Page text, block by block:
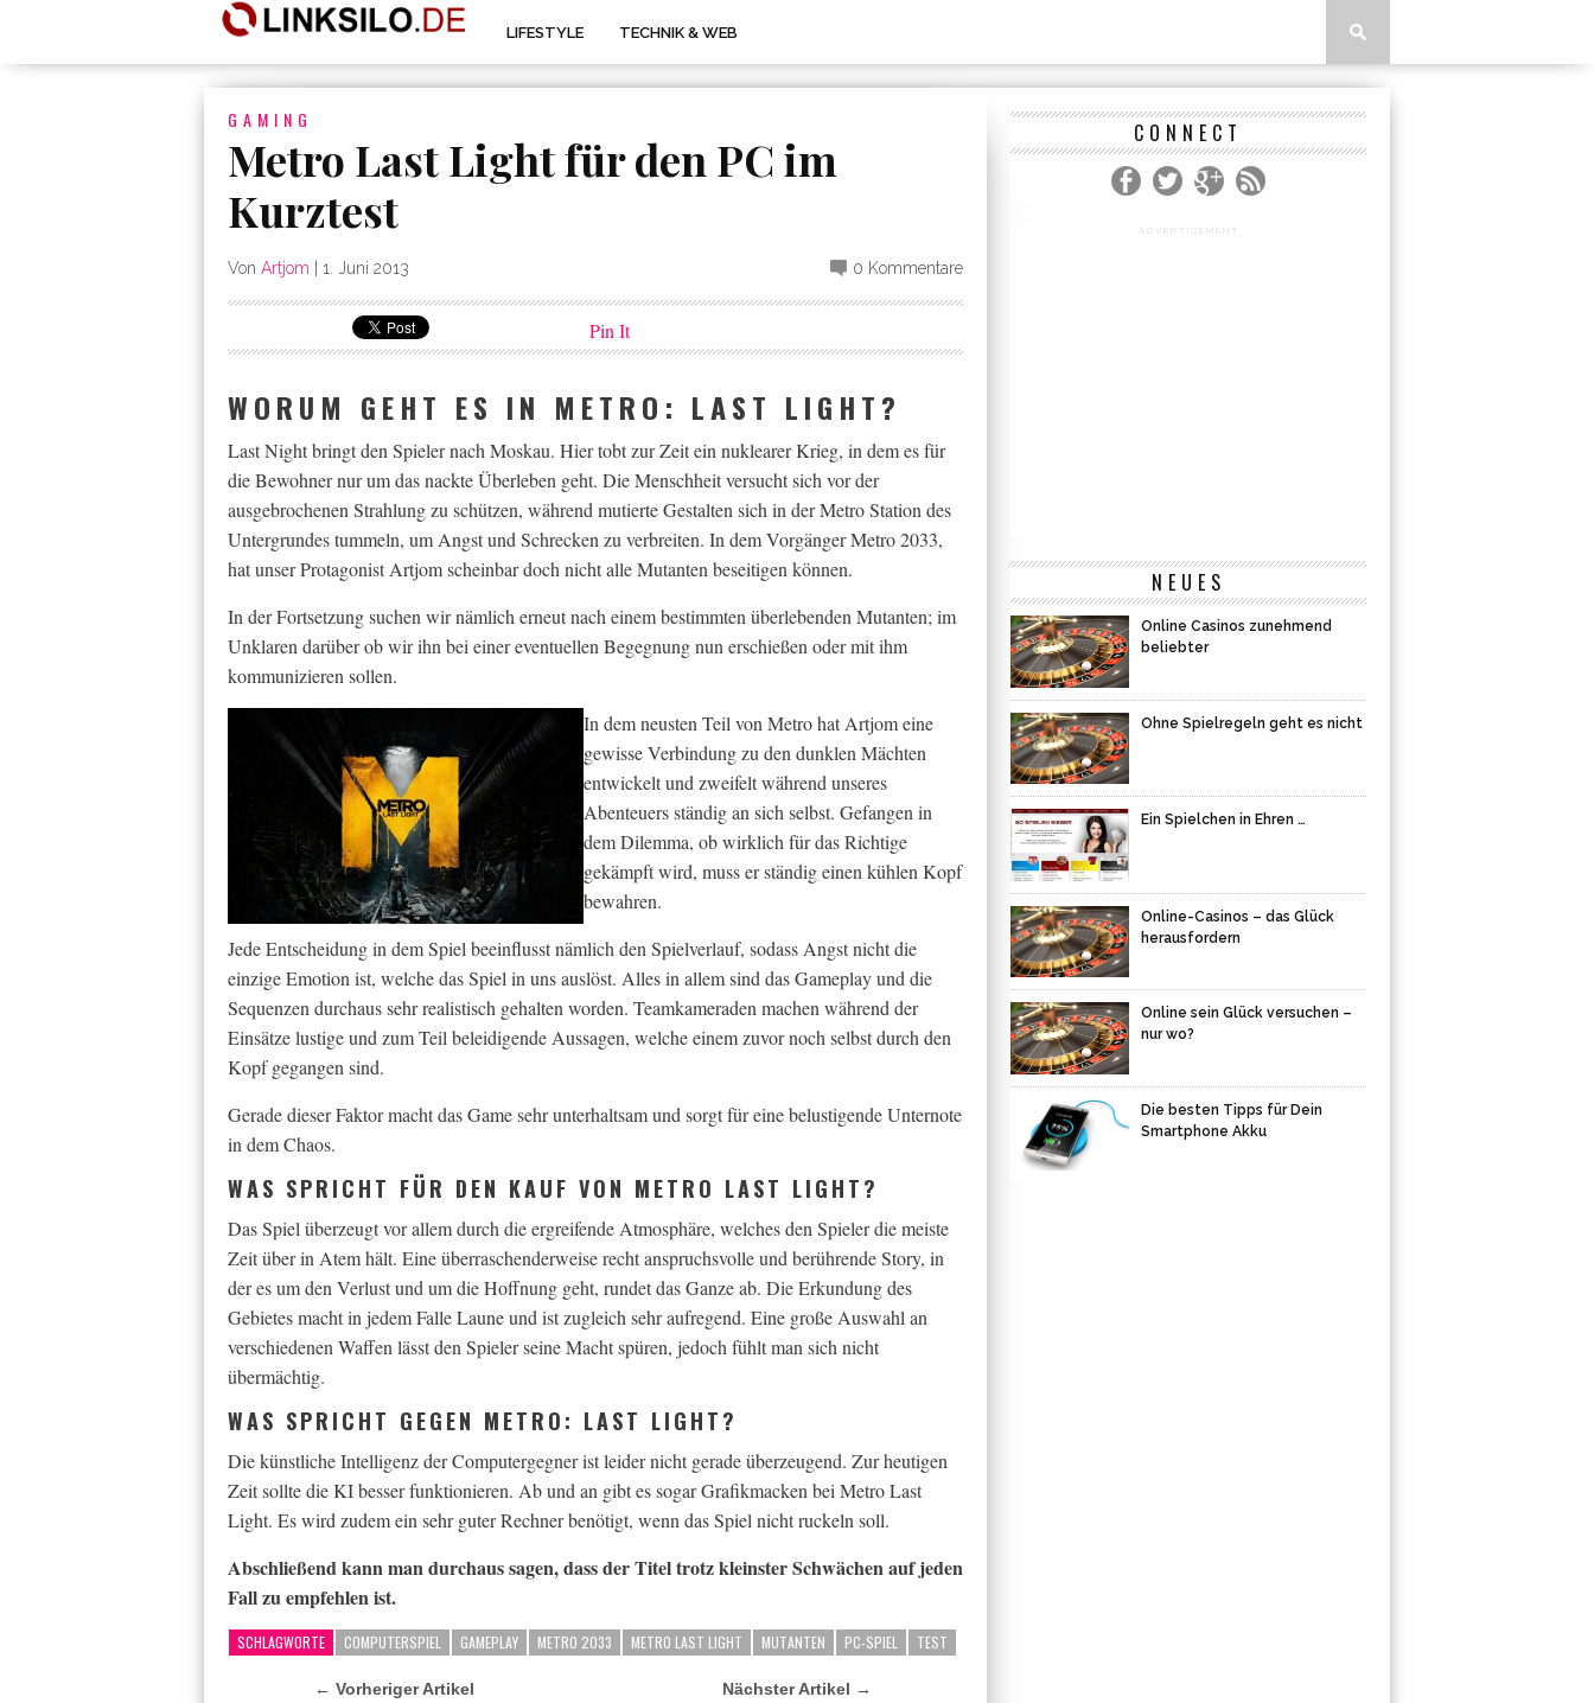
LIFESTYLE TECHNIK & WEB
GAMING
Metro Last Light für den PC im
Kurztest
Von Artjom 1. Juni 2013 0 Kommentare
Pin It
WORUM GEHT ES IN METRO: LAST LIGHT?
Last Night bringt den Spieler nach Moskau. Hier tobt zur Zeit ein nuklearer Krieg, in dem es für
die Bewohner nur um das nackte Überleben geht. Die Menschheit versucht sich vor der
ausgebrochenen Strahlung zu schützen, während mutierte Gestalten sich in der Metro Station des
Untergrundes tummeln, um Angst und Schrecken zu verbreiten. In dem Vorgänger Metro 2033,
hat unser Protagonist Artjom scheinbar doch nicht alle Mutanten beseitigen können.
In der Fortsetzung suchen wir nämlich erneut nach einem bestimmten überlebenden Mutanten; im
Unklaren darüber ob wir ihn bei einer eventuellen Begegnung nun erschießen oder mit ihm
kommunizieren sollen.
In dem neusten Teil von Metro hat Artjom eine
gewisse Verbindung zu den dunklen Mächten
entwickelt und zweifelt während unseres
Abenteuers ständig an sich selbst. Gefangen in
dem Dilemma, ob wirklich für das Richtige
gekämpft wird, muss er ständig einen kühlen Kopf
bewahren.
Jede Entscheidung in dem Spiel beeinflusst nämlich den Spielverlauf, sodass Angst nicht die
einzige Emotion ist, welche das Spiel in uns auslöst. Alles in allem sind das Gameplay und die
Sequenzen durchaus sehr realistisch gehalten worden. Teamkameraden machen während der
Einsätze lustige und zum Teil beleidigende Aussagen, welche einem zuvor noch selbst durch den
Kopf gegangen sind.
Gerade dieser Faktor macht das Game sehr unterhaltsam und sorgt für eine belustigende Unternote
in dem Chaos.
WAS SPRICHT FÜR DEN KAUF VON METRO LAST LIGHT?
Das Spiel überzeugt vor allem durch die ergreifende Atmosphäre, welches den Spieler die meiste
Zeit über in Atem hält. Eine überraschenderweise recht anspruchsvolle und berührende Story, in
der es um den Verlust und um die Hoffnung geht, rundet das Ganze ab. Die Erkundung des
Gebietes macht in jedem Falle Laune und ist zugleich sehr aufregend. Eine große Auswahl an
verschiedenen Waffen lässt den Spieler seine Macht spüren, jedoch fühlt man sich nicht
übermächtig.
WAS SPRICHT GEGEN METRO: LAST LIGHT?
Die künstliche Intelligenz der Computergegner ist leider nicht gerade überzeugend. Zur heutigen
Zeit sollte die KI besser funktionieren. Ab und an gibt es sogar Grafikmacken bei Metro Last
Light. Es wird zudem ein sehr guter Rechner benötigt, wenn das Spiel nicht ruckeln soll.
Abschließend kann man durchaus sagen, dass der Titel trotz kleinster Schwächen auf jeden
Fall zu empfehlen ist.
SCHLAGWORTE COMPUTERSPIEL GAMEPLAY METRO 2033 METRO LAST LIGHT MUTANTEN PC-SPIEL TEST
← Vorheriger Artikel Nächster Artikel →
CONNECT
ADVERTISEMENT
NEUES
Online Casinos zunehmend
beliebter
Ohne Spielregeln geht es nicht
Ein Spielchen in Ehren …
Online-Casinos – das Glück
herausfordern
Online sein Glück versuchen –
nur wo?
Die besten Tipps für Dein
Smartphone Akku